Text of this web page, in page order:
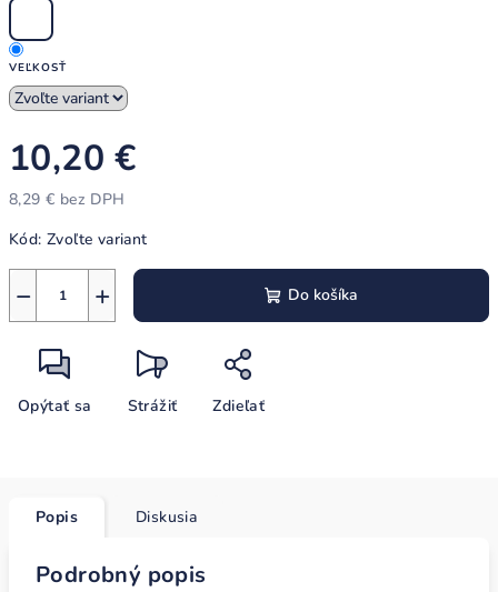
VEĽKOSŤ
10,20 €
8,29 € bez DPH
cena:
Kód: Zvoľte variant
+
− Do košíka
Opýtať sa Strážiť Zdieľať
Popis Diskusia
Podrobný popis